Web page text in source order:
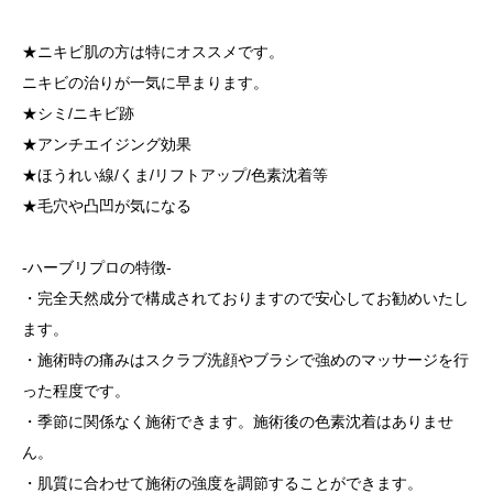
★ニキビ肌の方は特にオススメです。
ニキビの治りが一気に早まります。
★シミ/ニキビ跡
★アンチエイジング効果
★ほうれい線/くま/リフトアップ/色素沈着等
★毛穴や凸凹が気になる
-ハーブリプロの特徴-
・完全天然成分で構成されておりますので安心してお勧めいたし
ます。
・施術時の痛みはスクラブ洗顔やブラシで強めのマッサージを行
った程度です。
・季節に関係なく施術できます。施術後の色素沈着はありませ
ん。
・肌質に合わせて施術の強度を調節することができます。